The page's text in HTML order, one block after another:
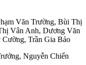
Văn Trường, Bùi Thị
Vân Anh, Dương Văn
Cường, Trần Gia Bảo
, Nguyễn Chiến